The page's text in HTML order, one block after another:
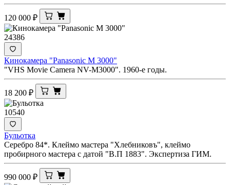
120 000 ₽
24386
Кинокамера "Panasonic M 3000"
"VHS Movie Camera NV-M3000". 1960-е годы.
18 200 ₽
10540
Бульотка
Серебро 84*. Клеймо мастера "Хлебниковъ", клеймо
пробирного мастера с датой "В.П 1883". Экспертиза ГИМ.
990 000 ₽